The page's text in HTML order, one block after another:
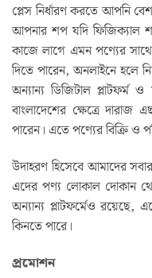
প্লেস নির্ধারণ করতে আপনি
আপনার শপ যদি ফিজিক্যাল
কাজে লাগে এমন পণ্যের সাথে
দিতে পারেন, অনলাইনে হলে
অন্যান্য ডিজিটাল প্লাটফর্ম
বাংলাদেশের ক্ষেত্রে দারাজ
পারেন। এতে পণ্যের বিক্রি ও
উদাহরণ হিসেবে আমাদের সবার
এদের পণ্য লোকাল দোকান
অন্যান্য প্লাটফর্মেও
কিনতে পারে।
প্রমোশন